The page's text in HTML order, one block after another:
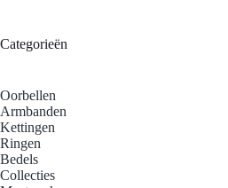
Categorieën
Oorbellen
Armbanden
Kettingen
Ringen
Bedels
Collecties